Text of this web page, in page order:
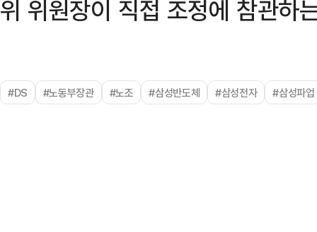
위 위원장이 직접 조정에 참관하
#DS #노동부장관 #노조 #삼성반도체 #삼성전자 #삼성파업